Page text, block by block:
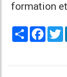
formation
Share